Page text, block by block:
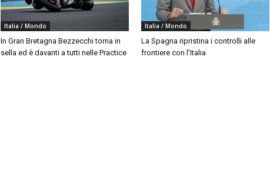
Italia / Mondo
In Gran Bretagna Bezzecchi torna in
sella ed è davanti a tutti nelle Practice
Italia / Mondo
La Spagna ripristina i controlli alle
frontiere con l’Italia